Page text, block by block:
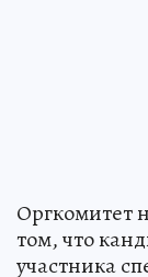
Оргкомитет
том, что
участника